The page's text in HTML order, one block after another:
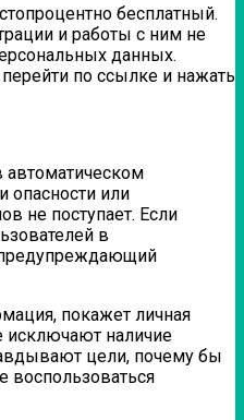
бесплатный.
и работы с ним не
данных.
по ссылке и нажать
автоматическом
опасности или
не поступает. Если
в
предупреждающий
покажет личная
исключают наличие
цели, почему бы
воспользоваться